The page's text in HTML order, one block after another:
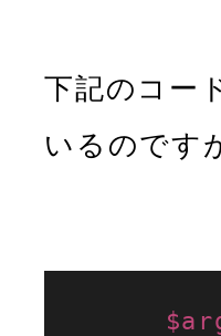
下記のコー
いるのです